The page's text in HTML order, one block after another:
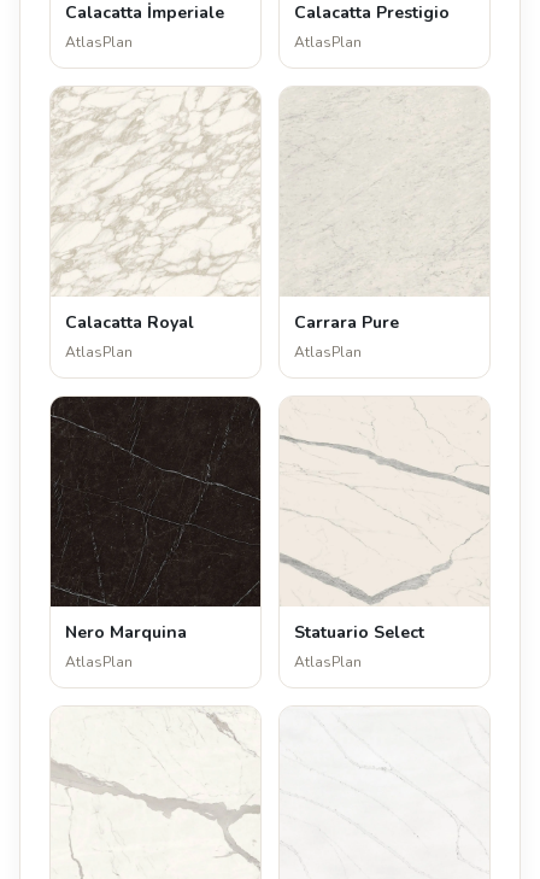
Calacatta İmperiale
AtlasPlan
Calacatta Prestigio
AtlasPlan
Calacatta Royal
AtlasPlan
Carrara Pure
AtlasPlan
Nero Marquina
AtlasPlan
Statuario Select
AtlasPlan